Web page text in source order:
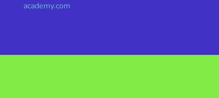
academy.com